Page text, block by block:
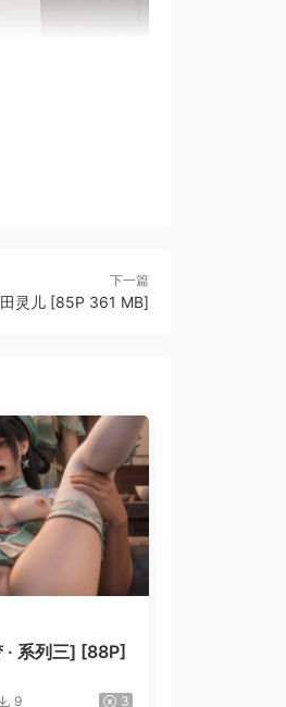
下一篇
灵儿 [85P 361 MB]
系列三] [88P]
9 3